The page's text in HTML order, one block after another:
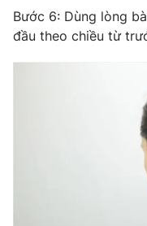
Bước 6: Dùng lòng
đầu theo chiều từ